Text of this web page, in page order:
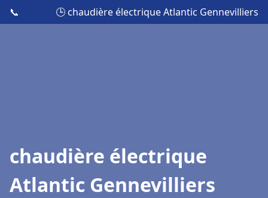
📞 🕒 chaudière électrique Atlantic Gennevilliers
chaudière électrique
Atlantic Gennevilliers